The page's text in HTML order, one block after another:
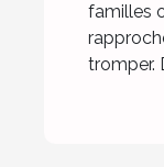
familles
tromper.